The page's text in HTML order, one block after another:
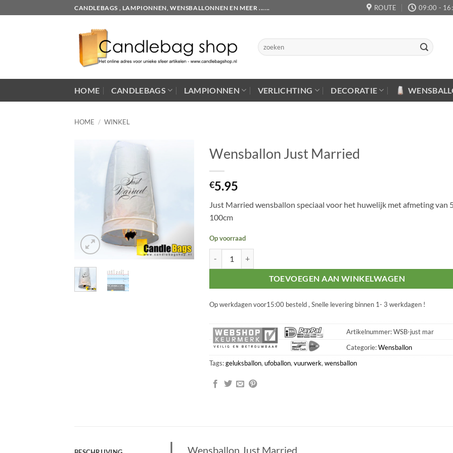
to
CANDLEBAGS , LAMPIONNEN, WENSBALLONNEN EN MEER ...... ROUTE 09:00 -
Zoeken
naar:
HOME CANDLEBAGS LAMPIONNEN VERLICHTING DECORATIE
HOME / WINKEL
Wensballon Just Married
€5.95
Just Married wensballon speciaal voor het huwelijk met afmeting van
100cm
Op voorraad
TOEVOEGEN AAN WINKELWAGEN
Op werkdagen voor15:00 besteld , Snelle levering binnen 1- 3 werkdagen !
Artikelnummer:WSB-just mar
Categorie:Wensballon
Tags:geluksballon,ufoballon,vuurwerk,wensballon
Wensballon Just Married